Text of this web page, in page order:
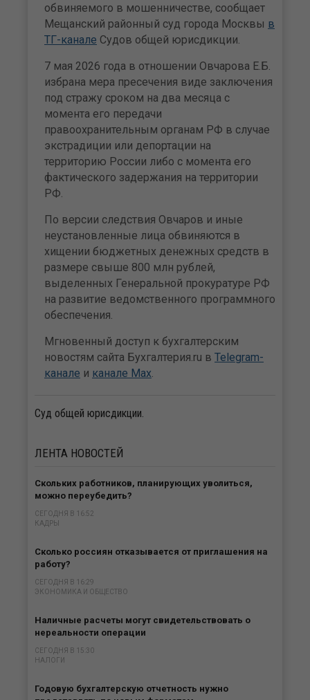
обвиняемого в мошенничестве, сообщает
Мещанский районный суд города Москвы в
ТГ-канале Судов общей юрисдикции.
7 мая 2026 года в отношении Овчарова Е.Б.
избрана мера пресечения виде заключения
под стражу сроком на два месяца с
момента его передачи
правоохранительным органам РФ в случае
экстрадиции или депортации на
территорию России либо с момента его
фактического задержания на территории
РФ.
По версии следствия Овчаров и иные
неустановленные лица обвиняются в
хищении бюджетных денежных средств в
размере свыше 800 млн рублей,
выделенных Генеральной прокуратуре РФ
на развитие ведомственного программного
обеспечения.
Мгновенный доступ к бухгалтерским
новостям сайта Бухгалтерия.ru в Telegram-
канале и канале Max.
Суд общей юрисдикции.
ЛЕНТА НОВОСТЕЙ
Скольких работников, планирующих уволиться,
можно переубедить?
СЕГОДНЯ В 16:52
КАДРЫ
Сколько россиян отказывается от приглашения на
работу?
СЕГОДНЯ В 16:29
ЭКОНОМИКА И ОБЩЕСТВО
Наличные расчеты могут свидетельствовать о
нереальности операции
СЕГОДНЯ В 15:30
НАЛОГИ
Годовую бухгалтерскую отчетность нужно